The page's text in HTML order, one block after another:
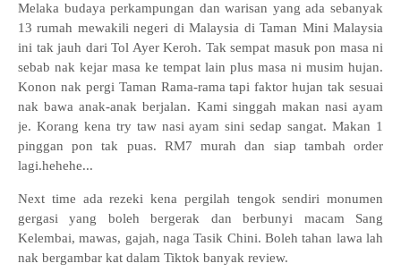
Melaka budaya perkampungan dan warisan yang ada sebanyak
13 rumah mewakili negeri di Malaysia di Taman Mini Malaysia
ini tak jauh dari Tol Ayer Keroh. Tak sempat masuk pon masa ni
sebab nak kejar masa ke tempat lain plus masa ni musim hujan.
Konon nak pergi Taman Rama-rama tapi faktor hujan tak sesuai
nak bawa anak-anak berjalan. Kami singgah makan nasi ayam
je. Korang kena try taw nasi ayam sini sedap sangat. Makan 1
pinggan pon tak puas. RM7 murah dan siap tambah order
lagi.hehehe...
Next time ada rezeki kena pergilah tengok sendiri monumen
gergasi yang boleh bergerak dan berbunyi macam Sang
Kelembai, mawas, gajah, naga Tasik Chini. Boleh tahan lawa lah
nak bergambar kat dalam Tiktok banyak review.